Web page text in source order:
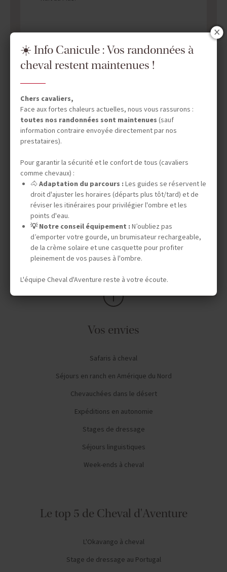
INFOS ÉQUESTRES
TOURISME RESPONSABLE
AVIS CAVALIERS
Vos envies
Safaris à cheval
Séjours en ranch en Amérique du Nord
Chevauchées dans le désert
Expéditions en autonomie
Stages de dressage
Séjours linguistiques
Week-ends à cheval
Le top 5 de Cheval d'Aventure
L'Okavango à cheval
Stage de dressage au Portugal
☀️ Info Canicule : Vos randonnées à
cheval restent maintenues !
Chers cavaliers,
Face aux fortes chaleurs actuelles, nous vous rassurons :
toutes nos randonnées sont maintenues (sauf
information contraire envoyée directement par nos
prestataires).
Pour garantir la sécurité et le confort de tous (cavaliers
comme chevaux) :
🐴 Adaptation du parcours :Les guides se réservent le
droit d'ajuster les horaires (départs plus tôt/tard) et de
réviser les itinéraires pour privilégier l'ombre et les
points d'eau.
💡 Notre conseil équipement :N’oubliez pas
d’emporter votre gourde, un brumisateur rechargeable,
de la crème solaire et une casquette pour profiter
pleinement de vos pauses à l'ombre.
L'équipe Cheval d'Aventure reste à votre écoute.